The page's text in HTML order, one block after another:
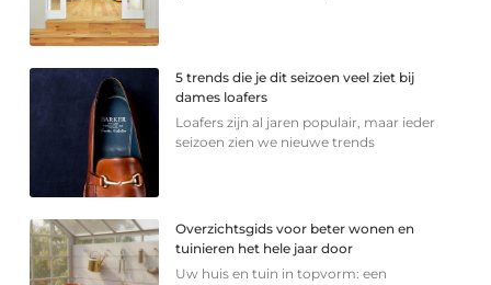
5 trends die je dit seizoen veel ziet bij
dames loafers
Loafers zijn al jaren populair, maar ieder
seizoen zien we nieuwe trends
Overzichtsgids voor beter wonen en
tuinieren het hele jaar door
Uw huis en tuin in topvorm: een